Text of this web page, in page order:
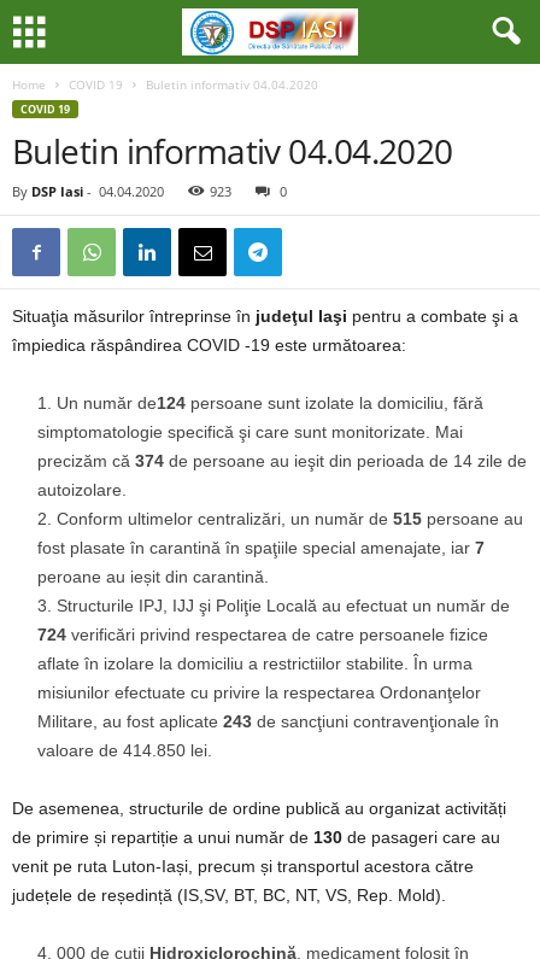
Home COVID 19 Buletin informativ 04.04.2020
COVID 19
Buletin informativ 04.04.2020
By DSP Iasi - 04.04.2020 923 0
Situaţia măsurilor întreprinse în judeţul Iaşi pentru a combate şi a
împiedica răspândirea COVID -19 este următoarea:
Un număr de124 persoane sunt izolate la domiciliu, fără
simptomatologie specifică şi care sunt monitorizate. Mai
precizăm că 374 de persoane au ieşit din perioada de 14 zile de
autoizolare.
Conform ultimelor centralizări, un număr de 515 persoane au
fost plasate în carantină în spaţiile special amenajate, iar 7
peroane au ieșit din carantină.
Structurile IPJ, IJJ şi Poliţie Locală au efectuat un număr de
724 verificări privind respectarea de catre persoanele fizice
aflate în izolare la domiciliu a restrictiilor stabilite. În urma
misiunilor efectuate cu privire la respectarea Ordonanţelor
Militare, au fost aplicate 243 de sancţiuni contravenţionale în
valoare de 414.850 lei.
De asemenea, structurile de ordine publică au organizat activități
de primire și repartiție a unui număr de 130 de pasageri care au
venit pe ruta Luton-Iași, precum și transportul acestora către
județele de reședință (IS,SV, BT, BC, NT, VS, Rep. Mold).
000 de cutii Hidroxiclorochină , medicament folosit în